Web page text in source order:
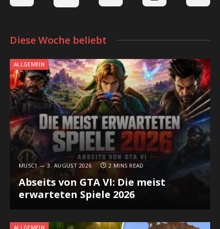
Diese Woche beliebt
ALLGEMEIN
MUSC1 3. AUGUST 2026 2 MINS READ
Abseits von GTA VI: Die meist
erwarteten Spiele 2026
ALLGEMEIN